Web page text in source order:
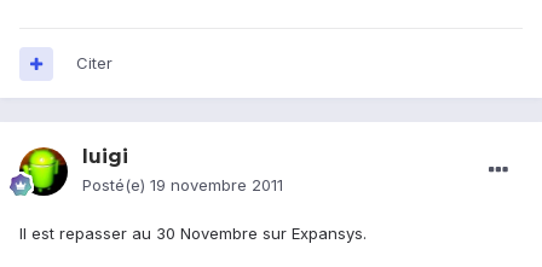
Citer
luigi
Posté(e) 19 novembre 2011
Il est repasser au 30 Novembre sur Expansys.